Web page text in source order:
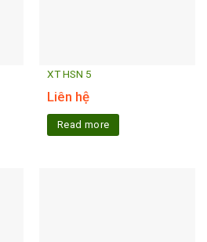
XT HSN 5
Liên hệ
Read more